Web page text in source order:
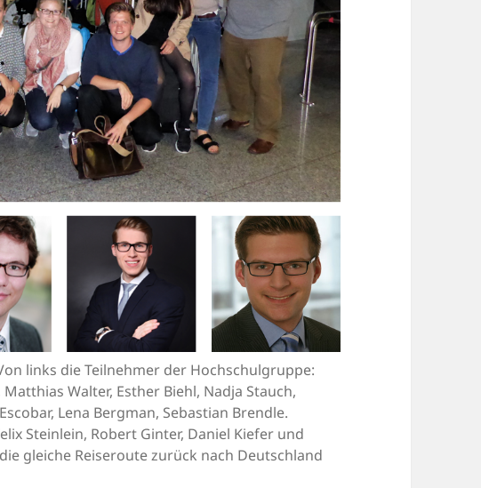
links die Teilnehmer der Hochschulgruppe:
Walter, Esther Biehl, Nadja Stauch,
Lena Bergman, Sebastian Brendle.
Steinlein, Robert Ginter, Daniel Kiefer und
gleiche Reiseroute zurück nach Deutschland